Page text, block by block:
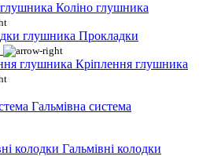
Коліно глушника
Прокладки
Кріплення глушника
Гальмівна система
Гальмівні колодки